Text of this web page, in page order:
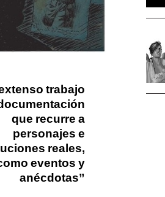
trabajo
que recurre a
personajes e
reales,
eventos y
anécdotas”